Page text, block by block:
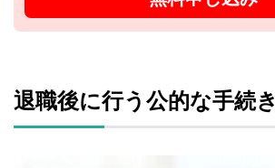
退職後に行う公的な手続き